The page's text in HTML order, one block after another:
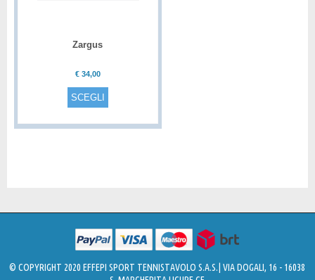
Zargus
€ 34,00
SCEGLI
© COPYRIGHT 2020 EFFEPI SPORT TENNISTAVOLO S.A.S.| VIA DOGALI, 16 - 16038